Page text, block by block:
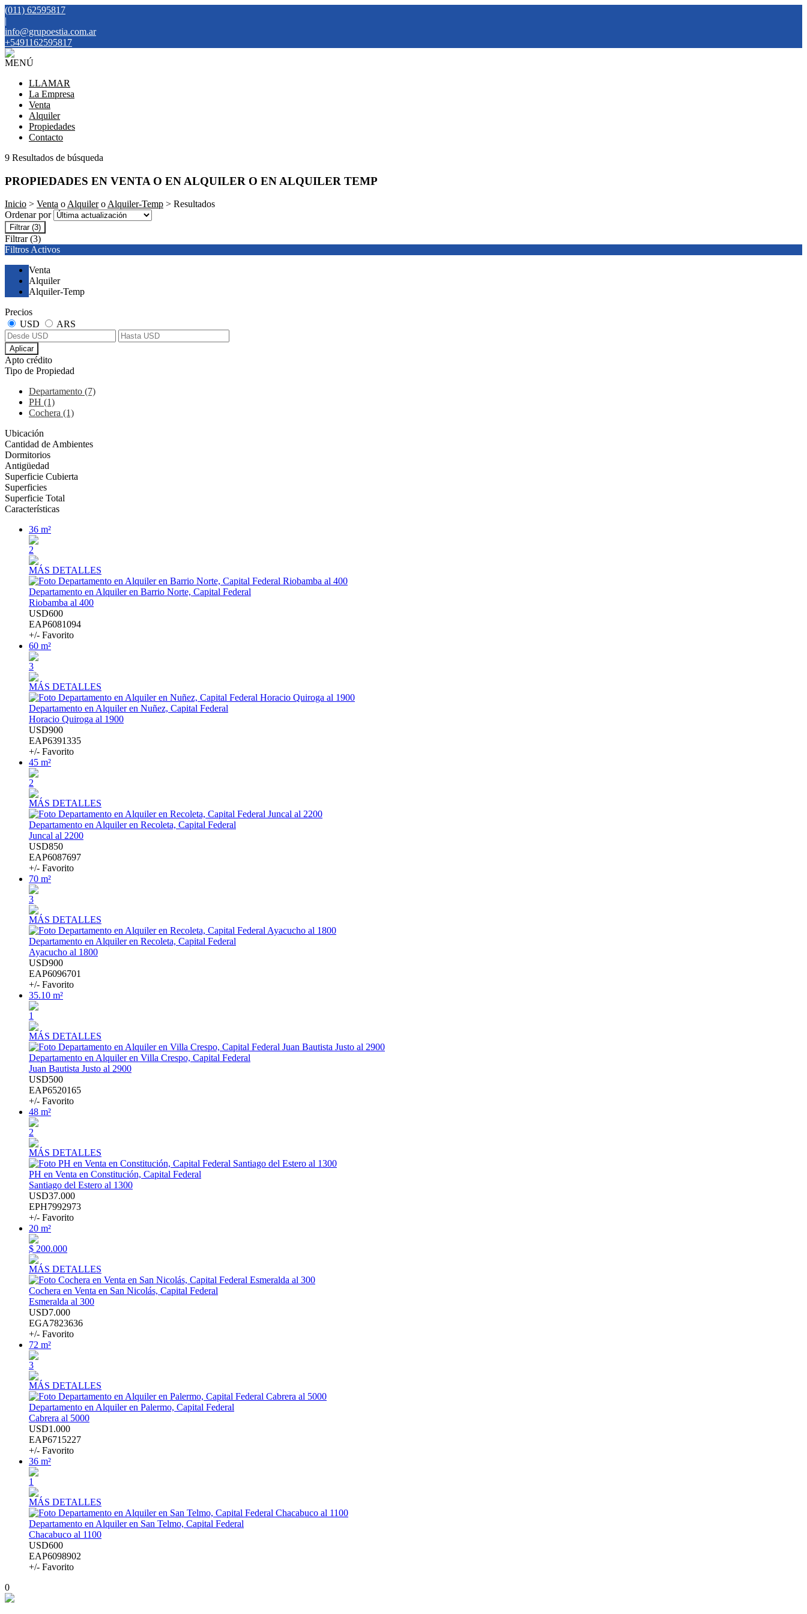
(011) 62595817
|
info@grupoestia.com.ar
+5491162595817
MENÚ
LLAMAR
La Empresa
Venta
Alquiler
Propiedades
Contacto
9 Resultados de búsqueda
PROPIEDADES EN VENTA O EN ALQUILER O EN ALQUILER TEMP
Inicio > Venta oAlquileroAlquiler-Temp > Resultados
Ordenar por
Filtrar (3)
Filtrar (3)
Filtros Activos
Venta
Alquiler
Alquiler-Temp
Precios
USD
ARS
Aplicar
Apto crédito
Tipo de Propiedad
Departamento (7)
PH (1)
Cochera (1)
Ubicación
Cantidad de Ambientes
Dormitorios
Antigüedad
Superficie Cubierta
Superficies
Superficie Total
Características
36 m²
2
MÁS DETALLES
Departamento en Alquiler en Barrio Norte, Capital Federal
Riobamba al 400
USD600
EAP6081094
+/- Favorito
60 m²
3
MÁS DETALLES
Departamento en Alquiler en Nuñez, Capital Federal
Horacio Quiroga al 1900
USD900
EAP6391335
+/- Favorito
45 m²
2
MÁS DETALLES
Departamento en Alquiler en Recoleta, Capital Federal
Juncal al 2200
USD850
EAP6087697
+/- Favorito
70 m²
3
MÁS DETALLES
Departamento en Alquiler en Recoleta, Capital Federal
Ayacucho al 1800
USD900
EAP6096701
+/- Favorito
35.10 m²
1
MÁS DETALLES
Departamento en Alquiler en Villa Crespo, Capital Federal
Juan Bautista Justo al 2900
USD500
EAP6520165
+/- Favorito
48 m²
2
MÁS DETALLES
PH en Venta en Constitución, Capital Federal
Santiago del Estero al 1300
USD37.000
EPH7992973
+/- Favorito
20 m²
$ 200.000
MÁS DETALLES
Cochera en Venta en San Nicolás, Capital Federal
Esmeralda al 300
USD7.000
EGA7823636
+/- Favorito
72 m²
3
MÁS DETALLES
Departamento en Alquiler en Palermo, Capital Federal
Cabrera al 5000
USD1.000
EAP6715227
+/- Favorito
36 m²
1
MÁS DETALLES
Departamento en Alquiler en San Telmo, Capital Federal
Chacabuco al 1100
USD600
EAP6098902
+/- Favorito
0